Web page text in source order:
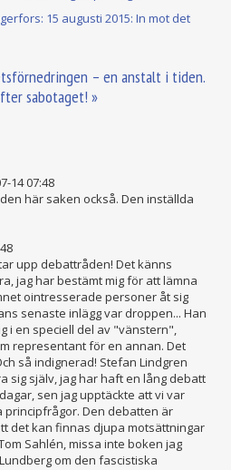
15 augusti 2015: In mot det
– en anstalt i tiden.
sabotaget! »
14 07:48
här saken också. Den inställda
upp debattråden! Det känns
jag har bestämt mig för att lämna
ointresserade personer åt sig
senaste inlägg var droppen... Han
i en speciell del av "vänstern",
representant för en annan. Det
så indignerad! Stefan Lindgren
sig själv, jag har haft en lång debatt
sen jag upptäckte att vi var
principfrågor. Den debatten är
det kan finnas djupa motsättningar
Sahlén, missa inte boken jag
om den fascistiska